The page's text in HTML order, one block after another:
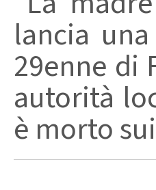
lancia
29enne di
autorità
è morto